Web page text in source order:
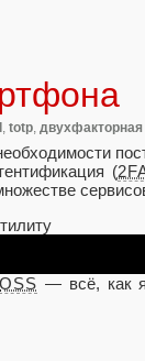
, totp,
(
OSS — всё, как